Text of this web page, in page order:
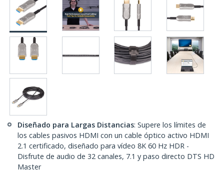
Diseñado para Largas Distancias: Supere los límites de
los cables pasivos HDMI con un cable óptico activo HDMI
2.1 certificado, diseñado para vídeo 8K 60 Hz HDR -
Disfrute de audio de 32 canales, 7.1 y paso directo DTS HD
Master